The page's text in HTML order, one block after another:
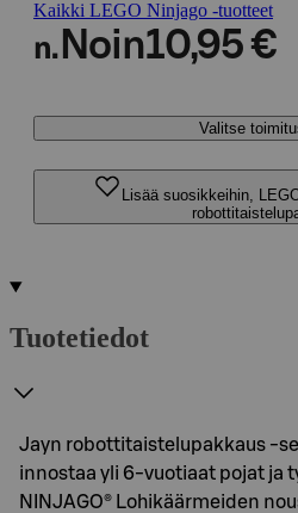
Kaikki LEGO Ninjago -tuotteet
n. Noin10,95 €
Valitse
Lisää suosikkeihin,
Tuotetiedot
Jayn robottitaistelupakkaus
innostaa yli 6-vuotiaat pojat ja
NINJAGO® Lohikäärmeiden